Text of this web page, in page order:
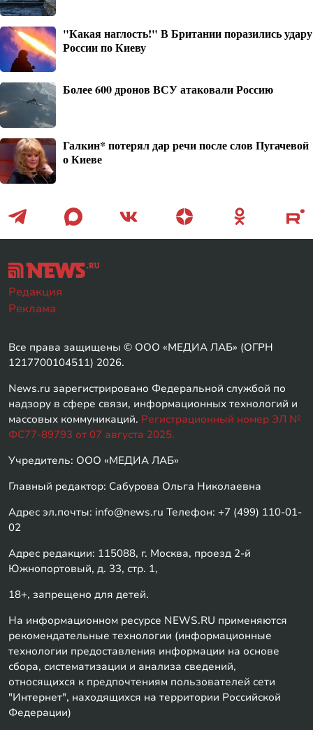
"Какая наглость!" В Британии поразились удару
России по Киеву
Более 600 дронов ВСУ атаковали Россию
Галкин* потерял дар речи после слов Пугачевой
о Киеве
Редакция
Реклама
Все права защищены © ООО «МЕДИА ЛАБ» (ОГРН
1217700104511) 2026.
News.ru зарегистрировано Федеральной службой по
надзору в сфере связи, информационных технологий и
массовых коммуникаций. Регистрационный номер ЭЛ №
ФС77-89793 от 07 августа 2025.
Учредитель: ООО «МЕДИА ЛАБ»
Главный редактор: Сабурова Ольга Николаевна
Адрес эл.почты: info@news.ru Телефон: +7 (499) 110-01-
02
Адрес редакции: 115088, г. Москва, проезд 2-й
Южнопортовый, д. 33, стр. 1,
18+, запрещено для детей.
На информационном ресурсе NEWS.RU применяются
рекомендательные технологии (информационные
технологии предоставления информации на основе
сбора, систематизации и анализа сведений,
относящихся к предпочтениям пользователей сети
"Интернет", находящихся на территории Российской
Федерации)